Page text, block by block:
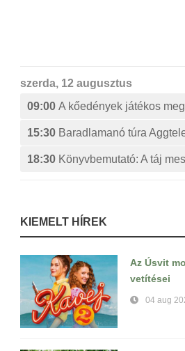
szerda, 12 augusztus
09:00 A kőedények játékos
15:30 Baradlamanó túra
18:30 Könyvbemutató: A táj
KIEMELT HÍREK
Az Úsvit
vetítései
04 aug